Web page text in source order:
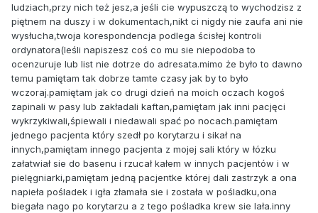
ludziach,przy nich też jesz,a jeśli cie wypuszczą to wychodzisz z
piętnem na duszy i w dokumentach,nikt ci nigdy nie zaufa ani nie
wysłucha,twoja korespondencja podlega ścisłej kontroli
ordynatora(leśli napiszesz coś co mu sie niepodoba to
ocenzuruje lub list nie dotrze do adresata.mimo że było to dawno
temu pamiętam tak dobrze tamte czasy jak by to było
wczoraj.pamiętam jak co drugi dzień na moich oczach kogoś
zapinali w pasy lub zakładali kaftan,pamiętam jak inni pacjęci
wykrzykiwali,śpiewali i niedawali spać po nocach.pamiętam
jednego pacjenta który szedł po korytarzu i sikał na
innych,pamiętam innego pacjenta z mojej sali który w łózku
załatwiał sie do basenu i rzucał kałem w innych pacjentów i w
pielęgniarki,pamiętam jedną pacjentke której dali zastrzyk a ona
napieła pośladek i igła złamała sie i została w pośladku,ona
biegała nago po korytarzu a z tego pośladka krew sie lała.inny